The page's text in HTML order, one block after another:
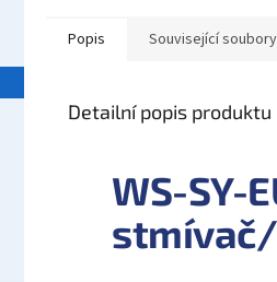
Popis Související
Detailní popis produktu
WS-SY-